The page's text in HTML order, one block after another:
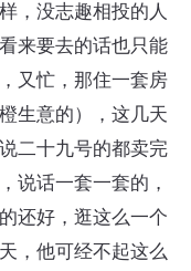
，没志趣相投的人
来要去的话也只能
又忙，那住一套房
生意的），这几天
二十九号的都卖完
说话一套一套的，
还好，逛这么一个
，他可经不起这么